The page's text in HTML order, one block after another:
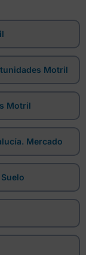
Motril
Motril
Mercado